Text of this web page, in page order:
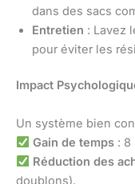
dans des sacs
Entretien : Lavez
pour éviter les
Impact
Un système bien
Gain de temps: 8
Réduction des
doublons).